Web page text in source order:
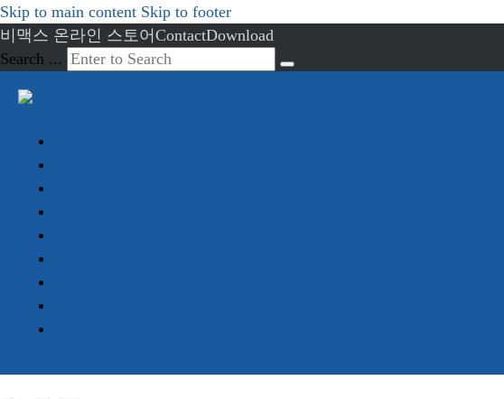
Skip to main content Skip to footer
비맥스 온라인 스토어 ContactDownload
Search ...